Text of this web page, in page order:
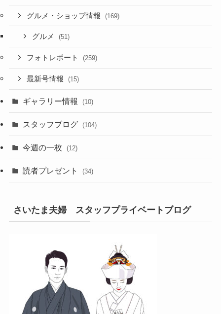
グルメ・ショップ情報 (169)
グルメ (51)
フォトレポート (259)
最新号情報 (15)
ギャラリー情報 (10)
スタッフブログ (104)
今週の一枚 (12)
読者プレゼント (34)
さいたま夫婦 スタッフプライベートブログ